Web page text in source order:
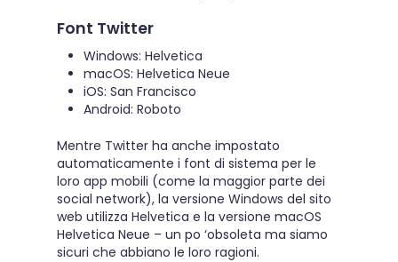
Font Twitter
Windows: Helvetica
macOS: Helvetica Neue
iOS: San Francisco
Android: Roboto
Mentre Twitter ha anche impostato
automaticamente i font di sistema per le
loro app mobili (come la maggior parte dei
social network), la versione Windows del sito
web utilizza Helvetica e la versione macOS
Helvetica Neue – un po ‘obsoleta ma siamo
sicuri che abbiano le loro ragioni.